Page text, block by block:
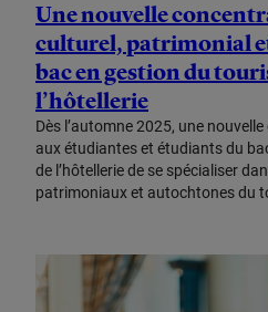
Une nouvelle
culturel, patrimonial
bac en gestion du
l’hôtellerie
Dès l’automne 2025, une
aux étudiantes et étudiants du
de l’hôtellerie de se spécialiser
patrimoniaux et autochtones du